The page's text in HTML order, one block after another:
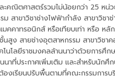
ะคณิตศาสตร์รวมไม่น้อยกว่า 25 หน่
ม สาขาวิชาช่างไฟฟ้ากำลัง สาขาวิช
มคคาทรอนิกส์ หรือเทียบเท่า หรือ ห
สูง สายช่างอุตสาหกรรม สาขาวิชา
โนโลยีราชมงคลล้านนาว่าด้วยการ
นาที่ประกาศเพิ่มเติม และสำหรับนัก
งเรียนปรับพื้นตามที่คณะกรรมการบ